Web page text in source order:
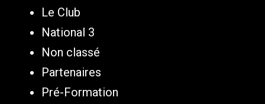
Le Club
National 3
Non classé
Partenaires
Pré-Formation